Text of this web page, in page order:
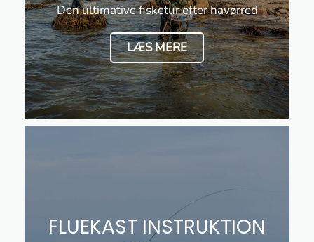
Den ultimative fisketur efter havørred
LÆS MERE
FLUEKAST INSTRUKTION